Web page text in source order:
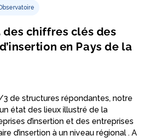
des chiffres clés des
en Pays de la
de structures répondantes, notre
état des lieux illustré de la
d’insertion et des entreprises
d’insertion à un niveau régional . A